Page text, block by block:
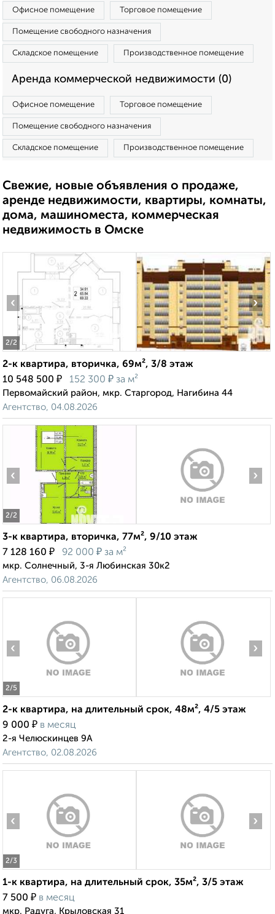
Офисное помещение Торговое помещение
Помещение свободного назначения
Складское помещение Производственное помещение
Аренда коммерческой недвижимости (0)
Офисное помещение Торговое помещение
Помещение свободного назначения
Складское помещение Производственное помещение
Свежие, новые объявления о продаже,
аренде недвижимости, квартиры, комнаты,
дома, машиноместа, коммерческая
недвижимость в Омске
2/2
‹ ›
2-к квартира, вторичка, 69м², 3/8 этаж
10 548 500 ₽ 152 300 ₽ за м²
Первомайский район, мкр. Старгород, Нагибина 44
Агентство, 04.08.2026
2/2
‹ ›
3-к квартира, вторичка, 77м², 9/10 этаж
7 128 160 ₽ 92 000 ₽ за м²
мкр. Солнечный, 3-я Любинская 30к2
Агентство, 06.08.2026
2/5
‹ ›
2-к квартира, на длительный срок, 48м², 4/5 этаж
9 000 ₽ в месяц
2-я Челюскинцев 9А
Агентство, 02.08.2026
2/3
‹ ›
1-к квартира, на длительный срок, 35м², 3/5 этаж
7 500 ₽ в месяц
мкр. Радуга, Крыловская 31